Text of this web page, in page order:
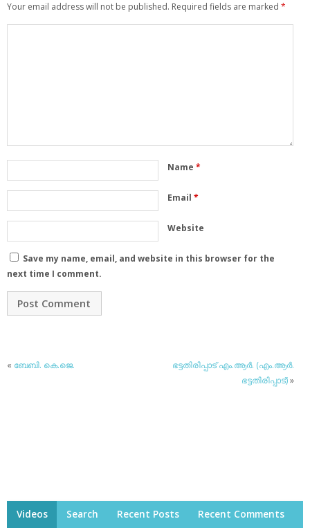
Your email address will not be published. Required fields are marked *
Name *
Email *
Website
Save my name, email, and website in this browser for the
next time I comment.
« ബേബി. കെ.ജെ.
ഭട്ടതിരിപ്പാട് എം.ആര്‍. (എം.ആര്‍.
ഭട്ടതിരിപ്പാട്)»
Videos Search Recent Posts Recent Comments